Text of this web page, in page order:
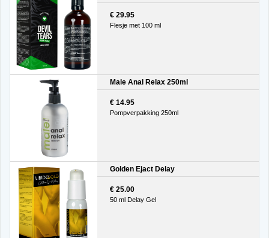
€ 29.95
Flesje met 100 ml
Male Anal Relax 250ml
€ 14.95
Pompverpakking 250ml
Golden Ejact Delay
€ 25.00
50 ml Delay Gel